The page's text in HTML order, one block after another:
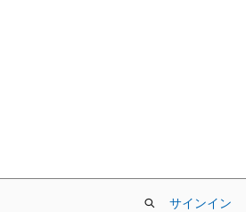
サインイン